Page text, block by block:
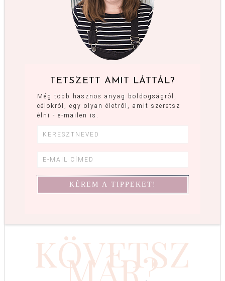
TETSZETT AMIT LÁTTÁL?
Még több hasznos anyag boldogságról,
célokról, egy olyan életről, amit szeretsz
élni - e-mailen is.
KÖVETSZ
MÁR?